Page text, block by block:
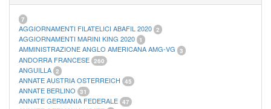
MATERIALE FILATELICO MARINI 33
RACCOGLITORI XL
7
AGGIORNAMENTI FILATELICI ABAFIL 2020 2
AGGIORNAMENTI MARINI KING 2020 1
AMMINISTRAZIONE ANGLO AMERICANA AMG-VG 3
ANDORRA FRANCESE 260
ANGUILLA 2
ANNATE AUSTRIA OSTERREICH 45
ANNATE BERLINO 31
ANNATE GERMANIA FEDERALE 47